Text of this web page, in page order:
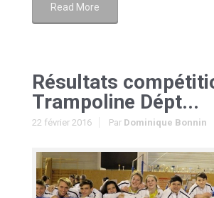
Read More
Résultats
Trampoline Dépt...
22 février 2016 Par Dominique Bonnin